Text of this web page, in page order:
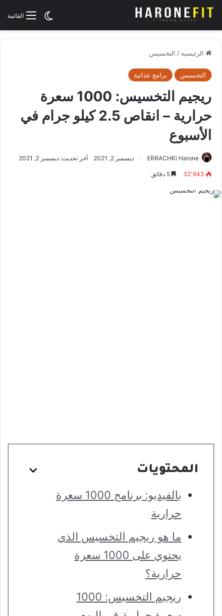
القائمةالوضع
الرئيسية / التخسيس
التخسيس برامج غذائية
ريجيم التخسيس: 1000 سعرة
حرارية – انقاص 2.5 كيلو جرام في
الأسبوع
ERRACHKI Harone ديسمبر 2, 2021 آخر تحديث: ديسمبر 2, 2021
32٬943
المحتويات
بالفيديو: برنامج 1000 سعرة
حرارية
ما هو ريجيم التخسيس الذي
يحتوي على 1000 سعرة
حرارية؟
ريجيم التخسيس: 1000